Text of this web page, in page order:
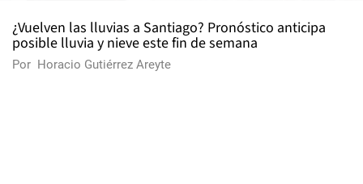
¿Vuelven las lluvias a Santiago? Pronóstico anticipa
posible lluvia y nieve este fin de semana
Por Horacio Gutiérrez Areyte